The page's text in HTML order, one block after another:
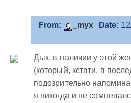
From: _myx Date:
Дык, в наличии у этой
(который, кстати, в
подозрительно
я никогда и не